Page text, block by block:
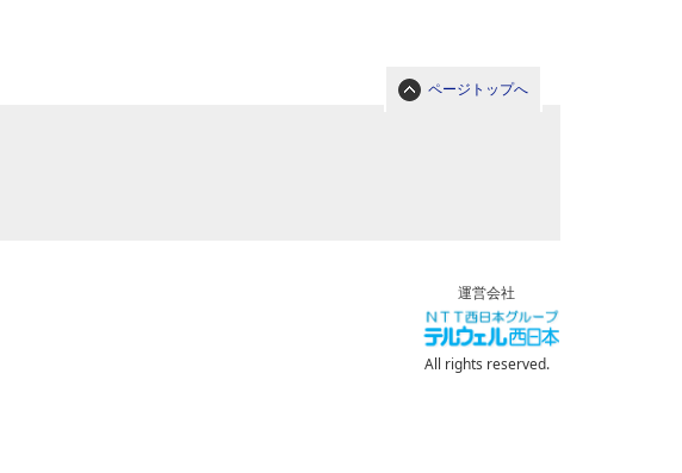
ページトップへ
運営会社
All rights reserved.